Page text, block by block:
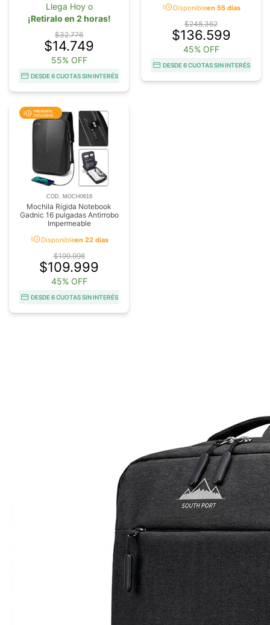
Llega Hoy o
¡Retiralo en 2 horas!
$32.776
$14.749
55% OFF
DESDE 6 CUOTAS SIN INTERÉS
acuteDisponibleen 55 días
$248.362
$136.599
45% OFF
DESDE 6 CUOTAS SIN INTERÉS
COD. MOCH0616
Mochila Rígida Notebook
Gadnic 16 pulgadas Antirrobo
Impermeable
acuteDisponibleen 22 días
$199.998
$109.999
45% OFF
DESDE 6 CUOTAS SIN INTERÉS